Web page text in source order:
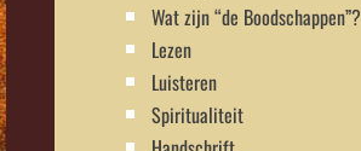
Wat zijn “de Boodschappen”?
Lezen
Luisteren
Spiritualiteit